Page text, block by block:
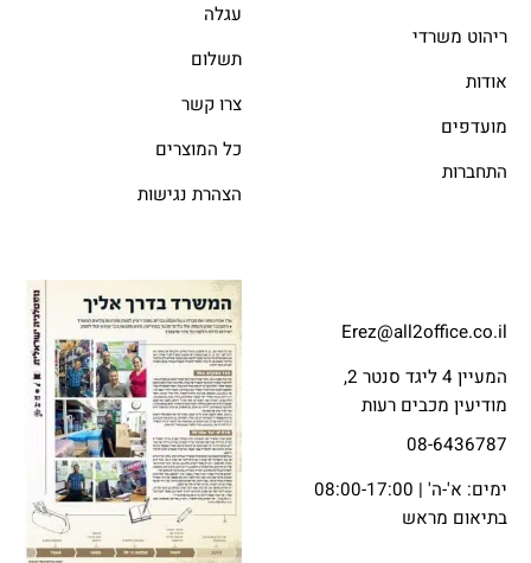
ריהוט משרדי
אודות
מועדפים
התחברות
עגלה
תשלום
צרו קשר
כל המוצרים
הצהרת נגישות
Erez@all2office.co.il
המעיין 4 ליגד סנטר 2,
מודיעין מכבים רעות
08-6436787
ימים: א'-ה' | 08:00-17:00
בתיאום מראש